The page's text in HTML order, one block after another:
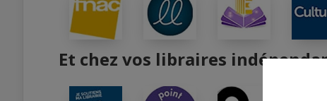
Et chez vos libraires